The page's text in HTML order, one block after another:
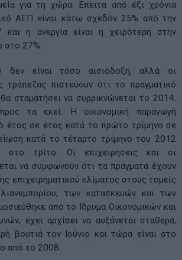
για τη χώρα. Επειτα από έξι χρόνια
ΑΕΠ είναι κάτω σχεδόν 25% από την
η ανεργία είναι η χειρότερη στην
στο 27%.
είναι τόσο αισιόδοξη, αλλά οι
τράπεζας πιστεύουν ότι το πραγματικό
σταματήσει να συρρικνώνεται το 2014.
τα εκεί. Η οικονομική παραγωγή
έτος σε έτος κατά το πρώτο τρίμηνο σε
κατά το τέταρτο τρίμηνο του 2012
τρίτο. Οι επιχειρήσεις και οι
να συμφωνούν ότι τα πράγματα έχουν
επιχειρηματικού κλίματος στους τομείς
λιανεμπορίου, των κατασκευών και των
από το Ιδρυμα Οικονομικών και
έχει αρχίσει να αυξάνεται σταθερά,
βουτιά τον Ιούνιο και τώρα είναι στο
από το 2008.